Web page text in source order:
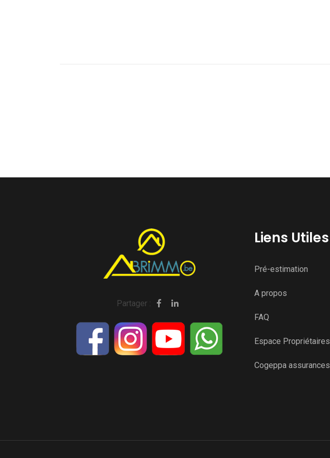
Partager :
Liens Utiles
Pré-estimation
A propos
FAQ
Espace Propriétaires
Cogeppa assurances